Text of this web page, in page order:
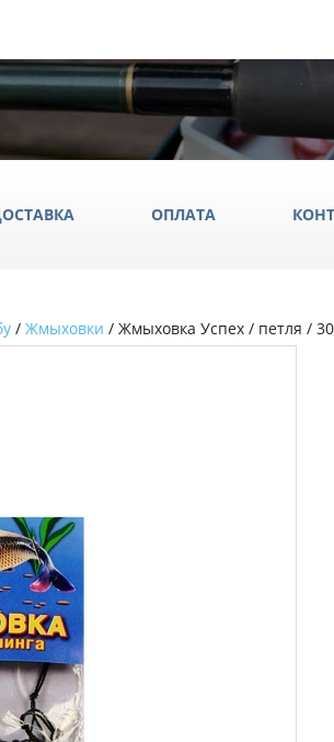
Грузила
Садки
Снасти на хищника
Стулья и столы
Удочки
Технопланктон
ОПЛАТА
/ Жмыховки / Жмыховка Успех / петля /